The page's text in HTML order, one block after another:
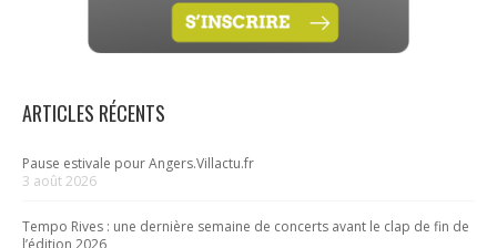
ARTICLES RÉCENTS
Pause estivale pour Angers.Villactu.fr
3 août 2026
Tempo Rives : une dernière semaine de concerts avant le clap de fin de